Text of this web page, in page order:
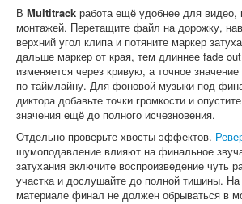
В Multitrack работа ещё удобнее для видео,
монтажей. Перетащите файл на дорожку,
верхний угол клипа и потяните маркер
дальше маркер от края, тем длиннее fade
изменяется через кривую, а точное
по таймлайну. Для фоновой музыки под
диктора добавьте точки громкости и
значения ещё до полного исчезновения.
Отдельно проверьте хвосты эффектов.
шумоподавление влияют на финальное
затухания включите воспроизведение чуть
участка и дослушайте до полной тишины.
материале финал не должен обрываться в